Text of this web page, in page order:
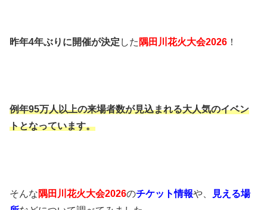
昨年4年ぶりに開催が決定 した 隅田川花火大会2026 ！
例年95万人以上の来場者数が見込まれる大人気のイベン
トとなっています。
そんな隅田川花火大会2026のチケット情報や、
見える場